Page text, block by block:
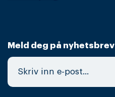
Meld deg på nyhetsbrev